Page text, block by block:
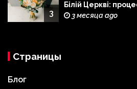
3
Білій Церкві:
кур\’єра
3 месяца ago
Страницы
Блог